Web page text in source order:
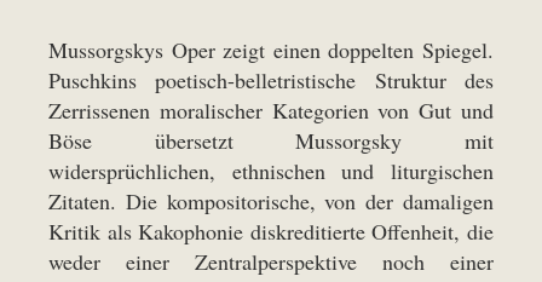
Mussorgskys Oper zeigt einen doppelten Spiegel.
Puschkins poetisch-belletristische Struktur des
Zerrissenen moralischer Kategorien von Gut und
Böse übersetzt Mussorgsky mit
widersprüchlichen, ethnischen und liturgischen
Zitaten. Die kompositorische, von der damaligen
Kritik als Kakophonie diskreditierte Offenheit, die
weder einer Zentralperspektive noch einer